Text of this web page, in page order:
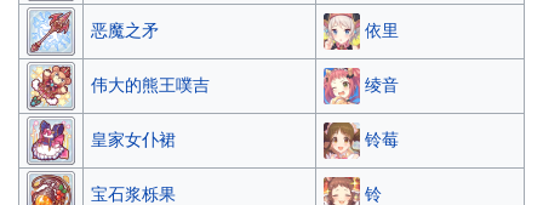
恶魔之矛 依里
伟大的熊王噗吉 绫音
皇家女仆裙 铃莓
宝石浆栎果 铃